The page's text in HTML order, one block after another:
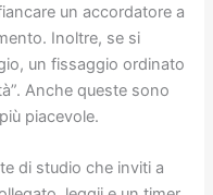
un accordatore a
Inoltre, se si
un fissaggio ordinato
Anche queste sono
piacevole.
di studio che inviti a